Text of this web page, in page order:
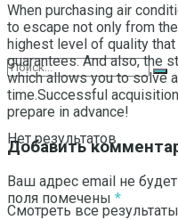
Нет результатов
Смотреть все результаты
When purchasing air
to escape not only from
highest level of quality
guarantees.And also, the
which allows you to solve
time.Successful
prepare in advance!
Добавить
Ваш адрес email не
поля помечены *